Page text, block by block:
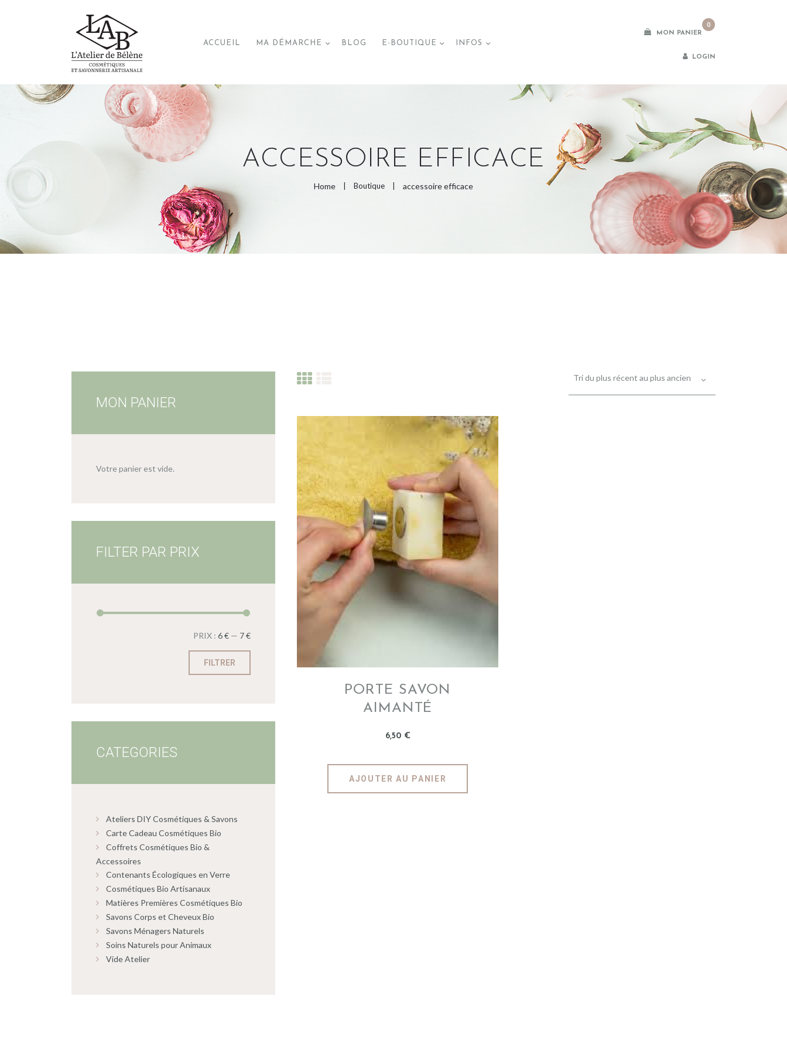
ACCUEIL MA DÉMARCHE BLOG E-BOUTIQUE INFOS
MON PANIER
0
LOGIN
ACCESSOIRE EFFICACE
Home Boutique accessoire efficace
INFOS
PORTE SAVON
AIMANTÉ
6,50 €
AJOUTER AU PANIER
MON PANIER
Votre panier est vide.
FILTER PAR PRIX
FILTRER
PRIX : 6 €— 7 €
CATEGORIES
Ateliers DIY Cosmétiques & Savons
Carte Cadeau Cosmétiques Bio
Coffrets Cosmétiques Bio &
Accessoires
Contenants Écologiques en Verre
Cosmétiques Bio Artisanaux
Matières Premières Cosmétiques Bio
Savons Corps et Cheveux Bio
Savons Ménagers Naturels
Soins Naturels pour Animaux
Vide Atelier